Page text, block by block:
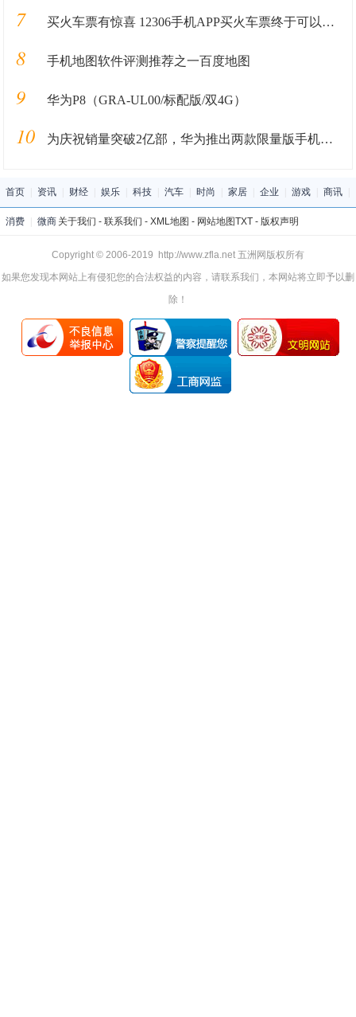
7 买火车票有惊喜 12306手机APP买火车票终于可以在线选座了！
8 手机地图软件评测推荐之一百度地图
9 华为P8（GRA-UL00/标配版/双4G）
10 为庆祝销量突破2亿部，华为推出两款限量版手机，这颜值心动吗
首页 资讯 财经 娱乐 科技 汽车 时尚 家居 企业 游戏 商讯
消费 微商 关于我们 - 联系我们 - XML地图 - 网站地图TXT- 版权声明
Copyright © 2006-2019 http://www.zfla.net 五洲网版权所有
如果您发现本网站上有侵犯您的合法权益的内容，请联系我们，本网站将立即予以删
除！